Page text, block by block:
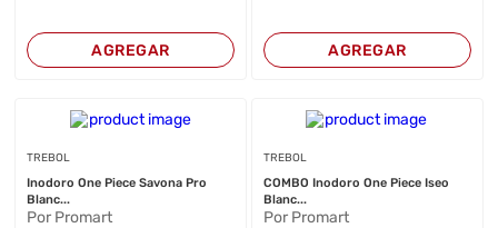
AGREGAR AGREGAR
TREBOL
Inodoro One Piece Savona Pro
Blanc...
Por Promart
TREBOL
COMBO Inodoro One Piece Iseo
Blanc...
Por Promart